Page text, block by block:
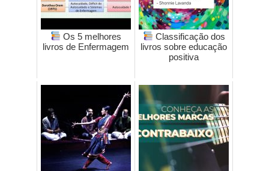
Os 5 melhores
livros de Enfermagem
Classificação dos
livros sobre educação
positiva